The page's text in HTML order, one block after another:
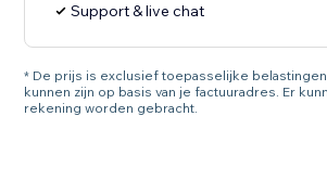
Support & live chat
* De prijs is exclusief toepasselijke
kunnen zijn op basis van je factuuradres. Er
rekening worden gebracht.